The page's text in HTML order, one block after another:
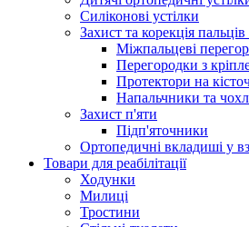
Силіконові устілки
Захист та корекція
Міжпальцеві
Перегородки з
Протектори на
Напальчники та
Захист п'яти
Підп'яточники
Ортопедичні вкладиші у
Товари для реабілітації
Ходунки
Милиці
Тростини